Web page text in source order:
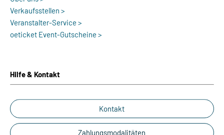
Verkaufsstellen >
Veranstalter-Service >
oeticket Event-Gutscheine >
Hilfe & Kontakt
Kontakt
Zahlungsmodalitäten